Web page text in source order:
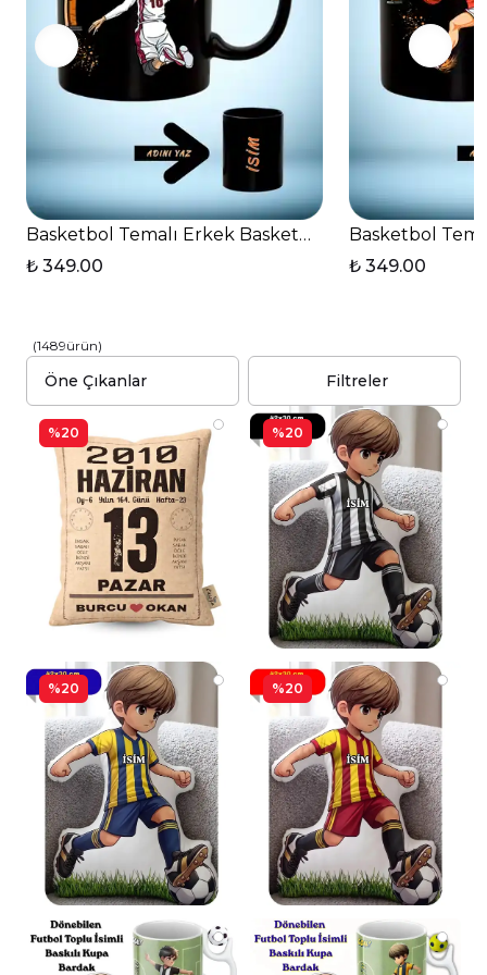
Basketbol Temalı Erkek Basketbolcu Baskılı
₺ 349.00
Basketbol
₺ 349.00
(1489ürün)
Filtreler
%20 %20
%20 %20